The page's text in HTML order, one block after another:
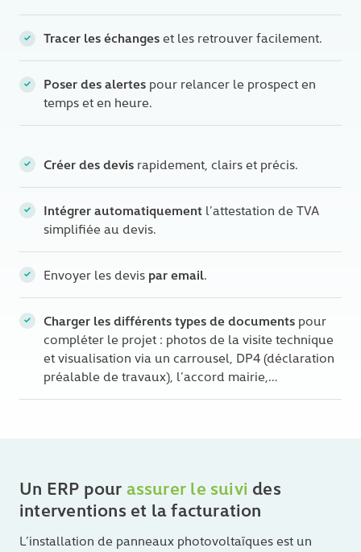
Tracer les échanges et les retrouver facilement.
Poser des alertes pour relancer le prospect en
temps et en heure.
Créer des devis rapidement, clairs et précis.
Intégrer automatiquement l’attestation de TVA
simplifiée au devis.
Envoyer les devis par email.
Charger les différents types de documents pour
compléter le projet : photos de la visite technique
et visualisation via un carrousel, DP4 (déclaration
préalable de travaux), l’accord mairie,…
Un ERP pour assurer le suivi des
interventions et la facturation
L’installation de panneaux photovoltaïques est un